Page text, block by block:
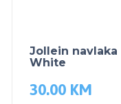
Jollein
White
30.00 KM